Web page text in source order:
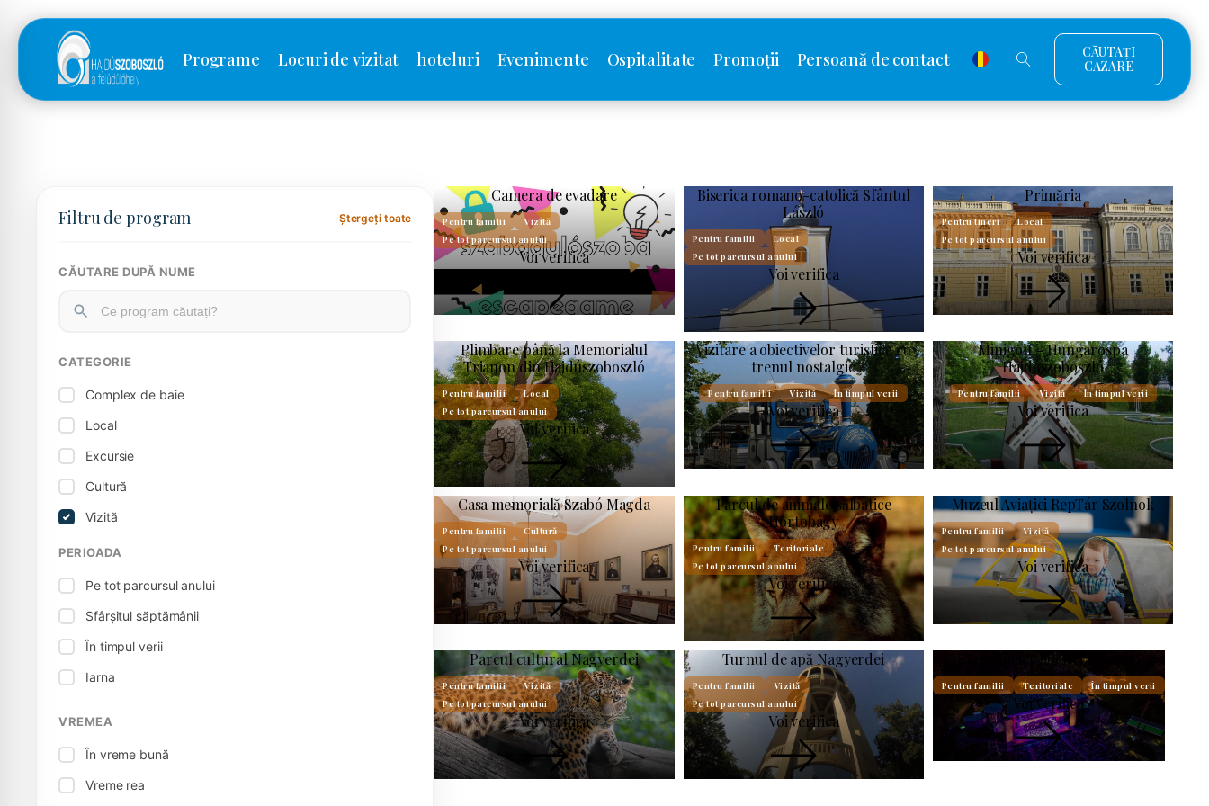
Programe Locuri de vizitat hoteluri Evenimente Ospitalitate Promoții Persoană de contact
CĂUTAȚI
CAZARE
Filtru de program Ștergeți toate
CĂUTARE DUPĂ NUME
CATEGORIE
Complex de baie
Local
Excursie
Cultură
Vizită
Muzeu
Sport / Activ
Teritoriale
Tur
PERIOADA
Pe tot parcursul anului
Sfârșitul săptămânii
În timpul verii
Iarna
VREMEA
În vreme bună
Vreme rea
Camera de evadare
Pentru familii
Vizită
Pe tot parcursul anului
Voi verifica
Biserica romano-catolică Sfântul
László
Pentru familii
Local
Pe tot parcursul anului
Voi verifica
Primăria
Pentru tineri
Local
Pe tot parcursul anului
Voi verifica
Plimbare până la Memorialul
Trianon din Hajdúszoboszló
Pentru familii
Local
Pe tot parcursul anului
Voi verifica
Vizitare a obiectivelor turistice cu
trenul nostalgic
Pentru familii Vizită În timpul verii
Voi verifica
Minigolf - Hungarospa
Hajdúszoboszló
Pentru familii Vizită În timpul verii
Voi verifica
Casa memorială Szabó Magda
Pentru familii
Cultură
Pe tot parcursul anului
Voi verifica
Parcul de animale sălbatice
Hortobágy
Pentru familii
Teritoriale
Pe tot parcursul anului
Voi verifica
Muzeul Aviației RepTár Szolnok
Pentru familii
Vizită
Pe tot parcursul anului
Voi verifica
Parcul cultural Nagyerdei
Pentru familii
Vizită
Pe tot parcursul anului
Voi verifica
Turnul de apă Nagyerdei
Pentru familii
Vizită
Pe tot parcursul anului
Voi verifica
Etapa în aer liber Nagyerdei
Pentru familii Teritoriale În timpul verii
Voi verifica